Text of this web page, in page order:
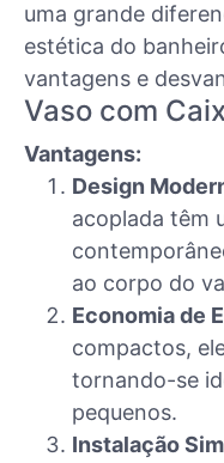
uma grande
estética do
vantagens e
Vaso com
Vantagens:
Design
acoplada têm
ao corpo do
Economia de
compactos,
tornando-se
pequenos.
Instalação